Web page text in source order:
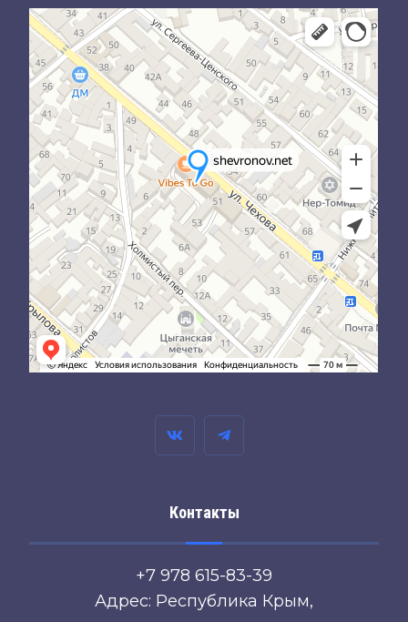
Контакты
+7 978 615-83-39
Адрес: Республика Крым,